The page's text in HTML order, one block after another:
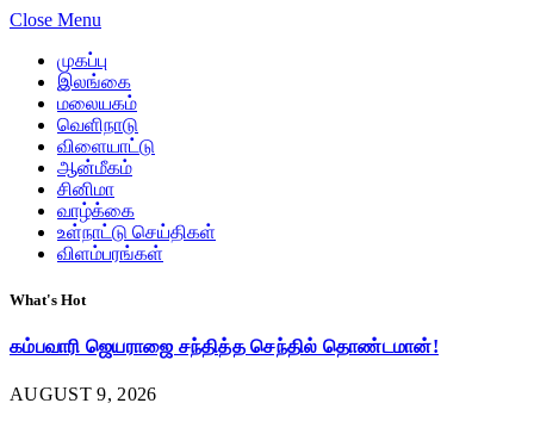
Close Menu
முகப்பு
இலங்கை
மலையகம்
வெளிநாடு
விளையாட்டு
ஆன்மீகம்
சினிமா
வாழ்க்கை
உள்நாட்டு செய்திகள்
விளம்பரங்கள்
What's Hot
கம்பவாரி ஜெயராஜை சந்தித்த செந்தில் தொண்டமான்!
AUGUST 9, 2026